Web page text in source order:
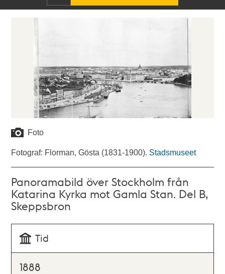
Foto
Fotograf: Florman, Gösta (1831-1900). Stadsmuseet
Panoramabild över Stockholm från
Katarina Kyrka mot Gamla Stan. Del B,
Skeppsbron
Tid
1888